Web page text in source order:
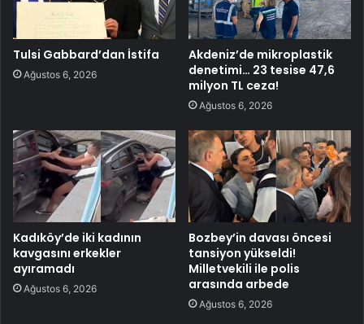
Tulsi Gabbard’dan İstifa
Ağustos 6, 2026
Akdeniz’de mikroplastik
denetimi… 23 tesise 47,6
milyon TL ceza!
Ağustos 6, 2026
Kadıköy’de iki kadının
kavgasını erkekler
ayıramadı
Ağustos 6, 2026
Bozbey’in davası öncesi
tansiyon yükseldi!
Milletvekili ile polis
arasında arbede
Ağustos 6, 2026